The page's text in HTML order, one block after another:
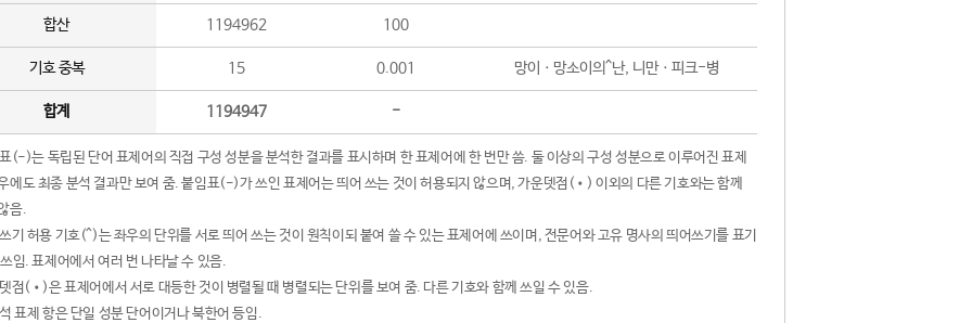
합산 1194962 100
기호 중복 15 0.001 망이ㆍ망소이의^난, 니만ㆍ피크-병
합계 1194947 -
(-)는 독립된 단어 표제어의 직접 구성 성분을 분석한 결과를 표시하며 한 표제어에 한 번만 씀. 둘 이상의 구성 성분으로 이루어진 표제
에도 최종 분석 결과만 보여 줌. 붙임표(-)가 쓰인 표제어는 띄어 쓰는 것이 허용되지 않으며, 가운뎃점(•) 이외의 다른 기호와는 함께
음.
기 허용 기호(^)는 좌우의 단위를 서로 띄어 쓰는 것이 원칙이되 붙여 쓸 수 있는 표제어에 쓰이며, 전문어와 고유 명사의 띄어쓰기를 표기
임. 표제어에서 여러 번 나타날 수 있음.
점(•)은 표제어에서 서로 대등한 것이 병렬될 때 병렬되는 단위를 보여 줌. 다른 기호와 함께 쓰일 수 있음.
표제 항은 단일 성분 단어이거나 북한어 등임.